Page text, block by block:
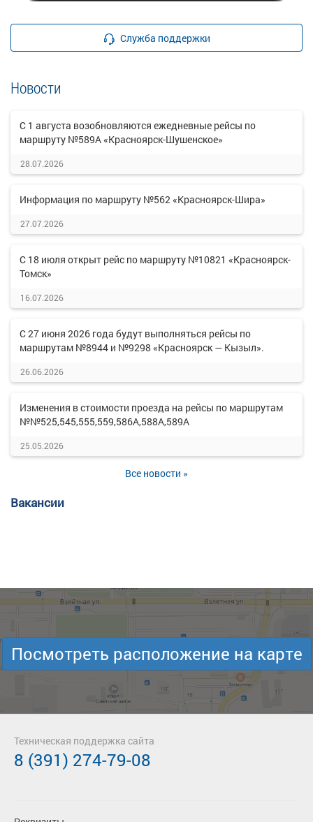
Служба поддержки
Новости
С 1 августа возобновляются ежедневные рейсы по
маршруту №589А «Красноярск-Шушенское»
28.07.2026
Информация по маршруту №562 «Красноярск-Шира»
27.07.2026
С 18 июля открыт рейс по маршруту №10821 «Красноярск-
Томск»
16.07.2026
С 27 июня 2026 года будут выполняться рейсы по
маршрутам №8944 и №9298 «Красноярск — Кызыл».
26.06.2026
Изменения в стоимости проезда на рейсы по маршрутам
№№525,545,555,559,586А,588А,589А
25.05.2026
Все новости »
Вакансии
Посмотреть расположение на карте
Техническая поддержка сайта
8 (391) 274-79-08